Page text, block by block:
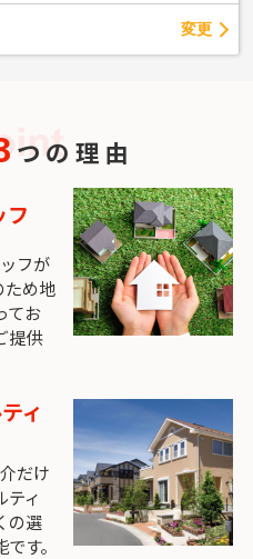
変更
つの理由
フ
フが
ため地
てお
提供
ィ
だけ
ティ
の選
す。